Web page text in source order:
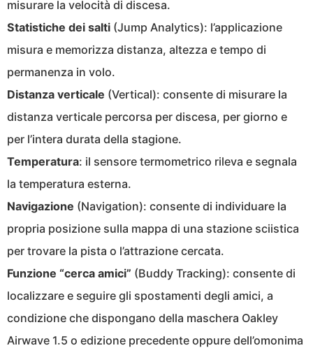
misurare la velocità di discesa.
Statistiche dei salti (Jump Analytics): l’applicazione
misura e memorizza distanza, altezza e tempo di
permanenza in volo.
Distanza verticale (Vertical): consente di misurare la
distanza verticale percorsa per discesa, per giorno e
per l’intera durata della stagione.
Temperatura: il sensore termometrico rileva e segnala
la temperatura esterna.
Navigazione (Navigation): consente di individuare la
propria posizione sulla mappa di una stazione sciistica
per trovare la pista o l’attrazione cercata.
Funzione “cerca amici” (Buddy Tracking): consente di
localizzare e seguire gli spostamenti degli amici, a
condizione che dispongano della maschera Oakley
Airwave 1.5 o edizione precedente oppure dell’omonima